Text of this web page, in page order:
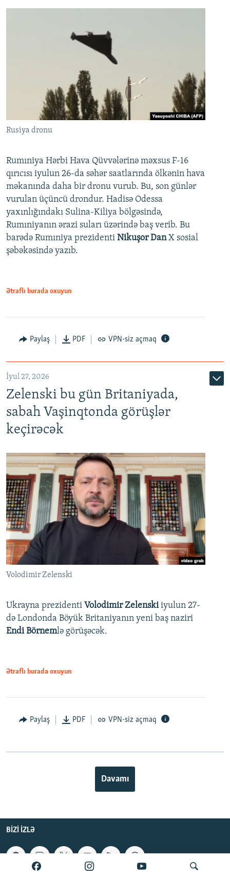
Rusiya dronu
Rumıniya Hərbi Hava Qüvvələrinə məxsus F-16
qırıcısı iyulun 26-da səhər saatlarında ölkənin hava
məkanında daha bir dronu vurub. Bu, son günlər
vurulan üçüncü drondur. Hadisə Odessa
yaxınlığındakı Sulina-Kiliya bölgəsində,
Rumıniyanın ərazi suları üzərində baş verib. Bu
barədə Rumıniya prezidenti Nikuşor DanX sosial
şəbəkəsində yazıb.
Ətraflı burada oxuyun
Paylaş PDF VPN-siz açmaq
İyul 27, 2026
Zelenski bu gün Britaniyada,
sabah Vaşinqtonda görüşlər
keçirəcək
Volodimir Zelenski
Ukrayna prezidenti Volodimir Zelenskiiyulun 27-
də Londonda Böyük Britaniyanın yeni baş naziri
Endi Börnemlə görüşəcək.
Ətraflı burada oxuyun
Paylaş PDF VPN-siz açmaq
Davamı
BIZI IZLƏ